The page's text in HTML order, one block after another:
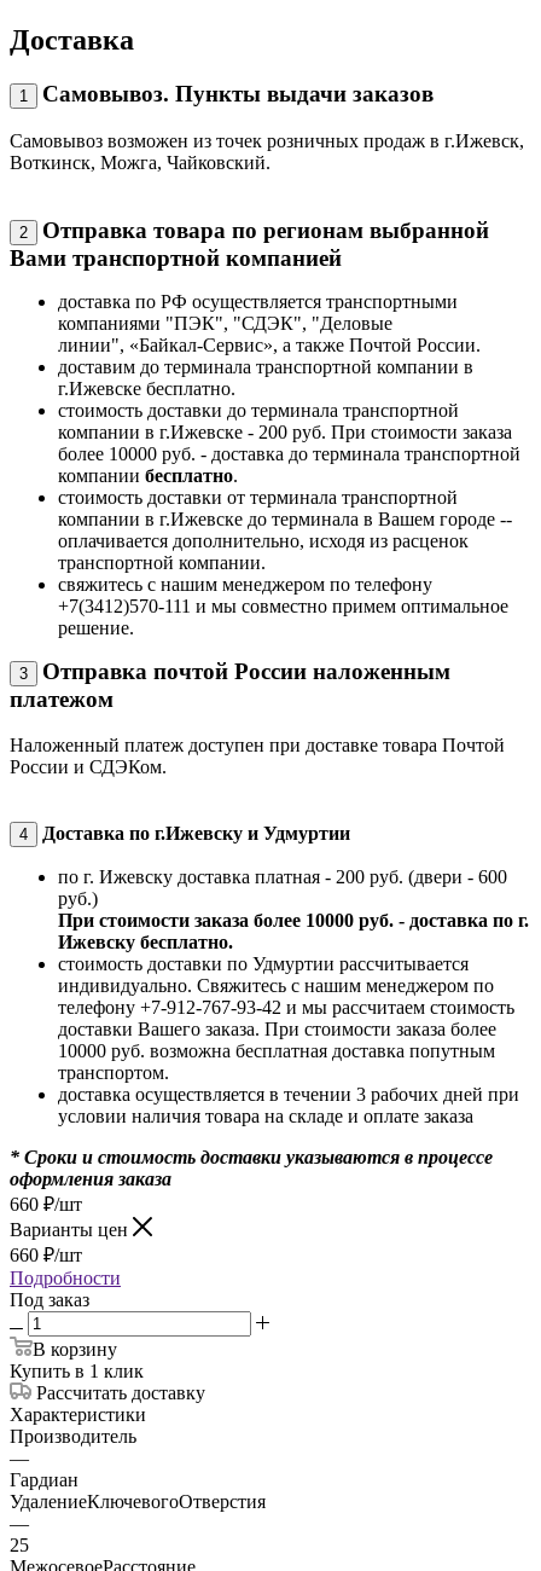
Доставка
1 Самовывоз. Пункты выдачи заказов
Самовывоз возможен из точек розничных продаж в г.Ижевск,
Воткинск, Можга, Чайковский.
2
Отправка товара по регионам выбранной
Вами транспортной компанией
доставка по РФ осуществляется транспортными
компаниями "ПЭК", "СДЭК", "Деловые
линии", «Байкал-Сервис», а также Почтой России.
доставим до терминала транспортной компании в
г.Ижевске бесплатно.
стоимость доставки до терминала транспортной
компании в г.Ижевске - 200 руб. При стоимости заказа
более 10000 руб. - доставка до терминала транспортной
компании бесплатно.
стоимость доставки от терминала транспортной
компании в г.Ижевске до терминала в Вашем городе --
оплачивается дополнительно, исходя из расценок
транспортной компании.
свяжитесь с нашим менеджером по телефону
+7(3412)570-111 и мы совместно примем оптимальное
решение.
3
Отправка почтой России наложенным
платежом
Наложенный платеж доступен при доставке товара Почтой
России и СДЭКом.
4 Доставка по г.Ижевску и Удмуртии
по г. Ижевску доставка платная - 200 руб. (двери - 600
руб.)
При стоимости заказа более 10000 руб. - доставка по г.
Ижевску бесплатно.
стоимость доставки по Удмуртии рассчитывается
индивидуально. Свяжитесь с нашим менеджером по
телефону +7-912-767-93-42 и мы рассчитаем стоимость
доставки Вашего заказа. При стоимости заказа более
10000 руб. возможна бесплатная доставка попутным
транспортом.
доставка осуществляется в течении 3 рабочих дней при
условии наличия товара на складе и оплате заказа
* Сроки и стоимость доставки указываются в процессе
оформления заказа
660 ₽/шт
Варианты цен
660 ₽/шт
Подробности
Под заказ
В корзину
Купить в 1 клик
Рассчитать доставку
Характеристики
Производитель
—
Гардиан
УдалениеКлючевогоОтверстия
—
25
МежосевоеРасстояние